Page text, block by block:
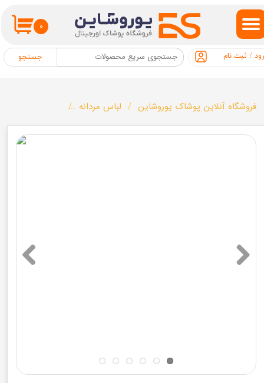
۰
جستجو / ثبت نام
حساب کاربری من
تغییر گذر واژه
خروج از حساب کاربری
فروشگاه آنلاین پوشاک یوروشاین لباس مردانه